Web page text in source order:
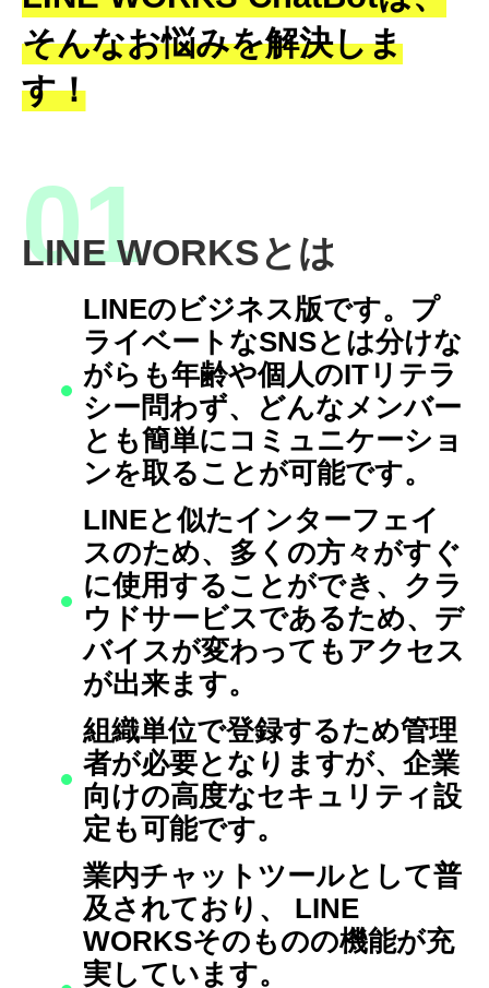
そんなお悩みを解決しま
す！
LINE WORKSとは
LINEのビジネス版です。プ
ライベートなSNSとは分けな
がらも年齢や個人のITリテラ
シー問わず、どんなメンバー
とも簡単にコミュニケーショ
ンを取ることが可能です。
LINEと似たインターフェイ
スのため、多くの方々がすぐ
に使用することができ、クラ
ウドサービスであるため、デ
バイスが変わってもアクセス
が出来ます。
組織単位で登録するため管理
者が必要となりますが、企業
向けの高度なセキュリティ設
定も可能です。
業内チャットツールとして普
及されており、 LINE
WORKSそのものの機能が充
実しています。